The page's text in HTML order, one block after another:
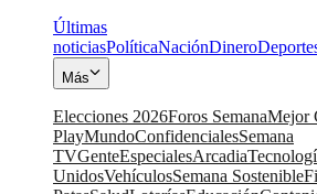
Últimas
noticiasPolíticaNaciónDinero
Más
Elecciones 2026Foros SemanaMejor
PlayMundoConfidencialesSemana
TVGenteEspecialesArcadia
UnidosVehículosSemana Sostenible